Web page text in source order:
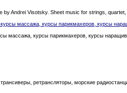
Andrei Visotsky. Sheet music for strings,
массажа, курсы парикмахеров, курсы
массажа, курсы парикмахеров, курсы
ретрансляторы, морские